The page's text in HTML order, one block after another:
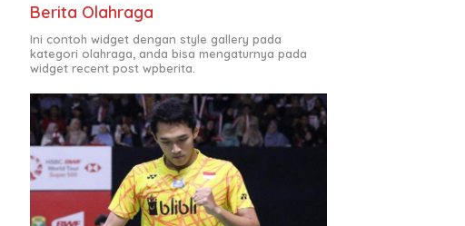
Berita Olahraga
Ini contoh widget dengan style gallery pada
kategori olahraga, anda bisa mengaturnya pada
widget recent post wpberita.